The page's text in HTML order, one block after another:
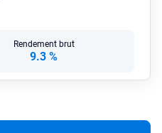
Rendement brut
9.3 %